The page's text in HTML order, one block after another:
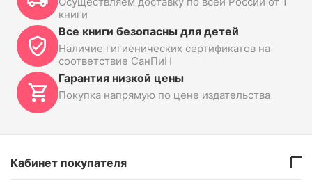
книги
Все книги безопасны для детей
Наличие гигиенических сертификатов на
соответствие СанПиН
Гарантия низкой цены
Покупка напрямую по цене издательства
Кабинет покупателя